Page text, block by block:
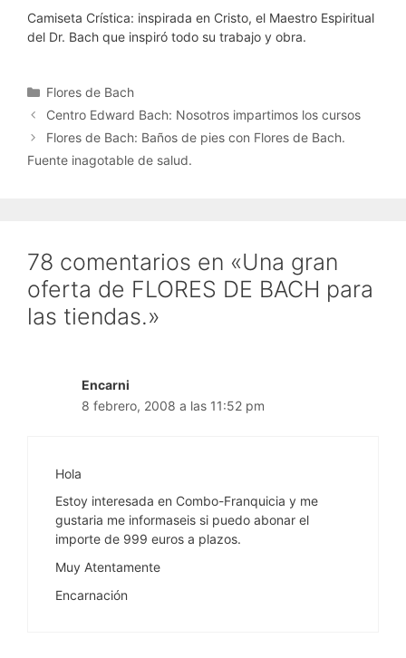
Camiseta Crística: inspirada en Cristo, el Maestro Espiritual
del Dr. Bach que inspiró todo su trabajo y obra.
Categorías
Flores de Bach
Centro Edward Bach: Nosotros impartimos los cursos
Flores de Bach: Baños de pies con Flores de Bach.
Fuente inagotable de salud.
78 comentarios en «Una gran
oferta de FLORES DE BACH para
las tiendas.»
Encarni
8 febrero, 2008 a las 11:52 pm
Hola
Estoy interesada en Combo-Franquicia y me
gustaria me informaseis si puedo abonar el
importe de 999 euros a plazos.
Muy Atentamente
Encarnación